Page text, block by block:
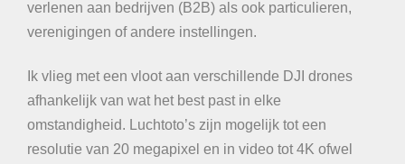
verlenen aan bedrijven (B2B) als ook particulieren,
verenigingen of andere instellingen.
Ik vlieg met een vloot aan verschillende DJI drones
afhankelijk van wat het best past in elke
omstandigheid. Luchtoto’s zijn mogelijk tot een
resolutie van 20 megapixel en in video tot 4K ofwel